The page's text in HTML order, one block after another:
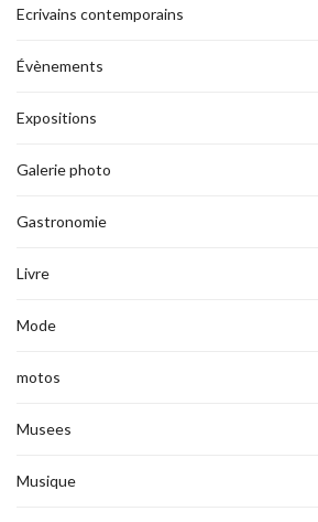
Ecrivains contemporains
Évènements
Expositions
Galerie photo
Gastronomie
Livre
Mode
motos
Musees
Musique